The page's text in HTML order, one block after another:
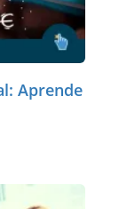
Aprende